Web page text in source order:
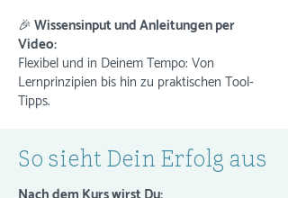
🎉 Wissensinput und Anleitungen per
Video:
Flexibel und in Deinem Tempo: Von
Lernprinzipien bis hin zu praktischen Tool-
Tipps.
So sieht Dein Erfolg aus